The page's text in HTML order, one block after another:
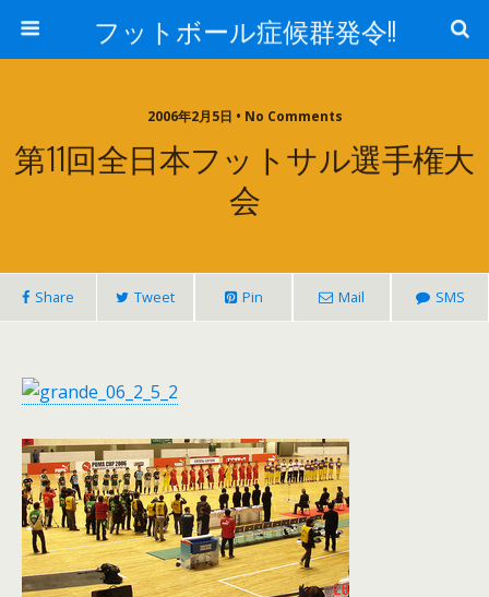
フットボール症候群発令!!
2006年2月5日 • No Comments
第11回全日本フットサル選手権大
会
Share Tweet Pin Mail SMS